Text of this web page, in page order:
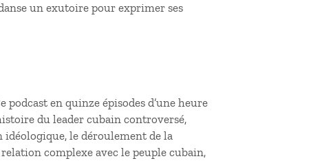
un exutoire pour exprimer ses
podcast en quinze épisodes d’une heure
du leader cubain controversé,
idéologique, le déroulement de la
complexe avec le peuple cubain,